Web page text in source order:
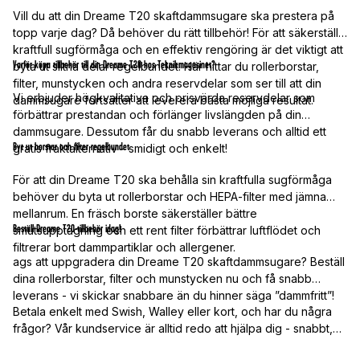
Vill du att din Dreame T20 skaftdammsugare ska prestera på
topp varje dag? Då behöver du rätt tillbehör! För att säkerställa
kraftfull sugförmåga och en effektiv rengöring är det viktigt att
byta ut slitna delar regelbundet. Här hittar du rollerborstar,
filter, munstycken och andra reservdelar som ser till att din
dammsugare fortsätter att leverera bästa möjliga resultat.
Varför köpa tillbehör tilldinDreame T20 hos Teknikmagasinet?
Vi erbjuder högkvalitativa och prisvärda reservdelar som
förbättrar prestandan och förlänger livslängden på din
dammsugare. Dessutom får du snabb leverans och alltid ett
gratis fraktalternativ - smidigt och enkelt!
Byt ut borstarochfilter regelbundet
För att din Dreame T20 ska behålla sin kraftfulla sugförmåga
behöver du byta ut rollerborstar och HEPA-filter med jämna
mellanrum. En fräsch borste säkerställer bättre
smutsupptagning och ett rent filter förbättrar luftflödet och
filtrerar bort dammpartiklar och allergener.
Beställ Dreame T20-tillbehör idag!
ags att uppgradera din Dreame T20 skaftdammsugare? Beställ
dina rollerborstar, filter och munstycken nu och få snabb
leverans - vi skickar snabbare än du hinner säga ”dammfritt”!
Betala enkelt med Swish, Walley eller kort, och har du några
frågor? Vår kundservice är alltid redo att hjälpa dig - snabbt,